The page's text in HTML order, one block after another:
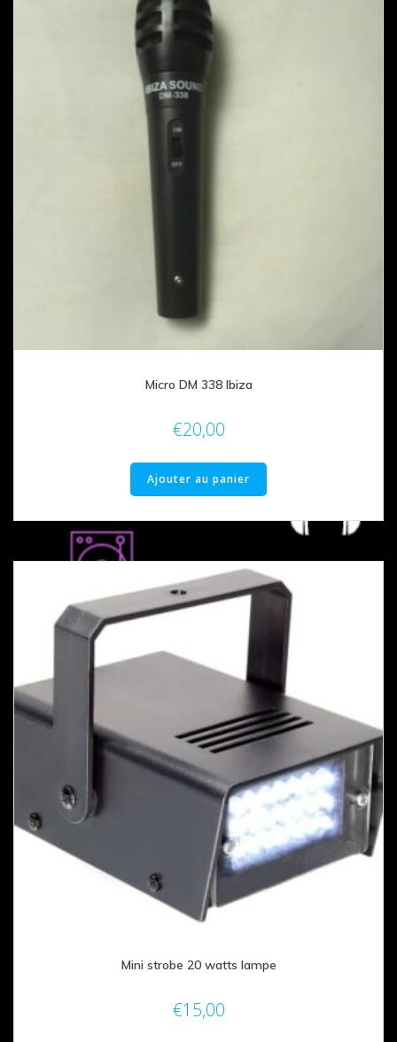
Micro DM 338 Ibiza
€20,00
Ajouter au panier
Mini strobe 20 watts lampe
€15,00